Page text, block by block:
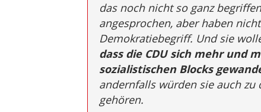
das noch nicht so ganz
angesprochen, aber haben
Demokratiebegriff. Und sie
dass die CDU sich mehr und
sozialistischen Blocks
andernfalls würden sie auch
gehören.